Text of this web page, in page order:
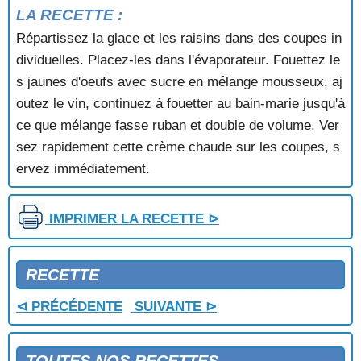
CREME AMANDES ET CHOCOLAT
CREME ANGLAISE AU CHOCOLAT
CREME AU BEURRE A LA VANILLE
CREME AU BEURRE AU CAFE
CREME AU BEURRE AU CHOCOLAT
CREME AU CAFE
CREME AU CHOCOLAT
CREME AU CHOCOLAT ET AUX AMANDES
CREME AU CHOCOLAT ET AUX MANDARINES
CREME AU CITRON
CREME AU CITRON ET AUX CERISES
CREME AU MOKA
CREME AU PAMPLEMOUSSE
CREME AUX AMANDES
CREME AUX ANANAS
CREME AUX FRAISES
CREME AUX FRAMBOISES
CREME AUX POMMES
LA RECETTE :
Répartissez la glace et les raisins dans des coupes in
dividuelles. Placez-les dans l'évaporateur. Fouettez le
s jaunes d'oeufs avec sucre en mélange mousseux, aj
outez le vin, continuez à fouetter au bain-marie jusqu'à
ce que mélange fasse ruban et double de volume. Ver
sez rapidement cette crème chaude sur les coupes, s
ervez immédiatement.
IMPRIMER LA RECETTE ⊳
RECETTE
⊲ PRÉCÉDENTE SUIVANTE ⊳